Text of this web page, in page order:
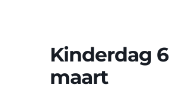
Kinderdag 6
maart